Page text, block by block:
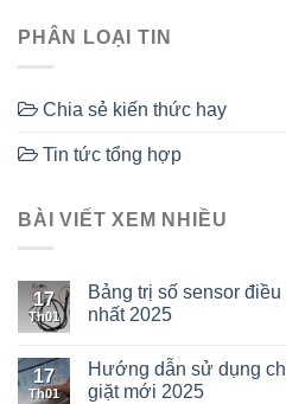
PHÂN LOẠI TIN
Chia sẻ kiến thức hay
Tin tức tổng hợp
BÀI VIẾT XEM NHIỀU
17
Th01
Bảng trị số sensor
nhất 2025
17
Th01
Hướng dẫn sử dụng
giặt mới 2025